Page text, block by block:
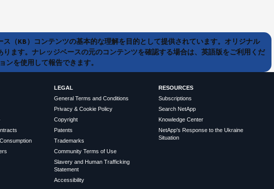
（KB）コンテンツの基本的な理解を目的として提供されています。オリジナル
ます。ナレッジベースの元のコンテンツを確認する場合は、英語版をご利用くだ
を使用して報告できます。
LEGAL
General Terms and Conditions
Privacy & Cookie Policy
Copyright
Patents
Trademarks
Community Terms of Use
Slavery and Human Trafficking
Statement
Accessibility
RESOURCES
Subscriptions
Search NetApp
Knowledge Center
NetApp's Response to the Ukraine
Situation